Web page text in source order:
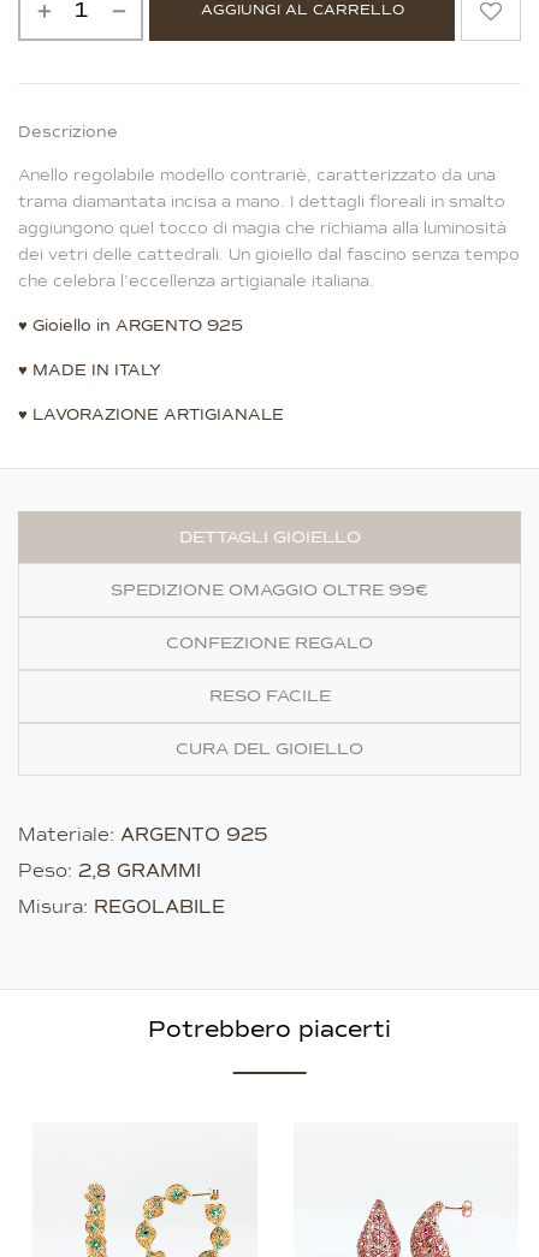
AGGIUNGI AL CARRELLO
Descrizione
Anello regolabile modello contrariè, caratterizzato da una
trama diamantata incisa a mano. I dettagli floreali in smalto
aggiungono quel tocco di magia che richiama alla luminosità
dei vetri delle cattedrali. Un gioiello dal fascino senza tempo
che celebra l’eccellenza artigianale italiana.
♥ Gioiello in ARGENTO 925
♥ MADE IN ITALY
♥ LAVORAZIONE ARTIGIANALE
DETTAGLI GIOIELLO
SPEDIZIONE OMAGGIO OLTRE 99€
CONFEZIONE REGALO
RESO FACILE
CURA DEL GIOIELLO
Materiale: ARGENTO 925
Peso: 2,8 GRAMMI
Misura: REGOLABILE
Potrebbero piacerti